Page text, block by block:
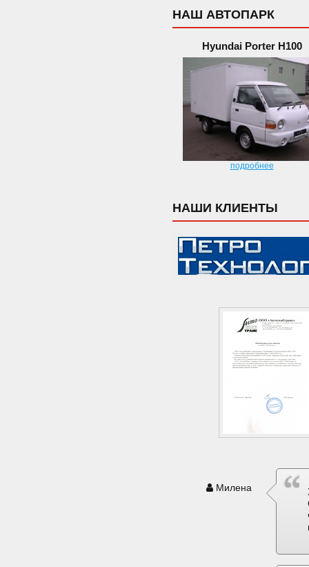
НАШ АВТОПАРК
Hyundai Porter H100
подробнее
НАШИ КЛИЕНТЫ
Милена